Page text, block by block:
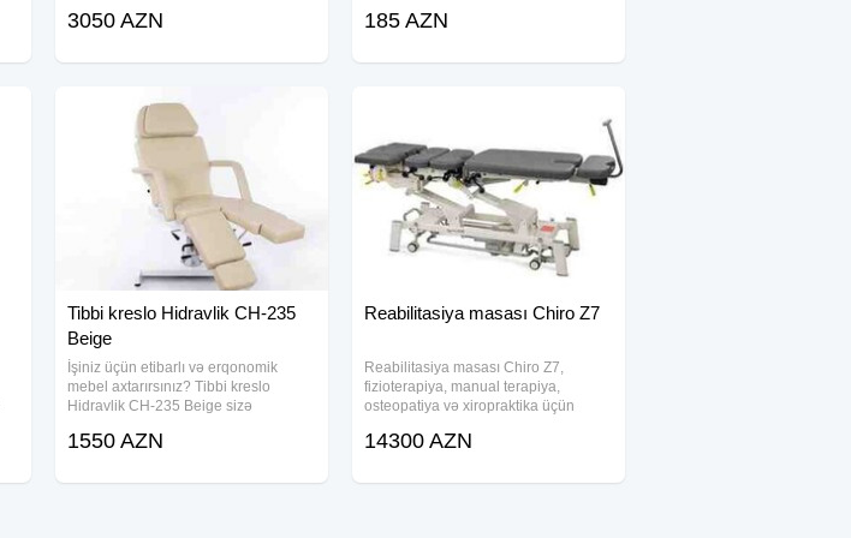
peşəkar masaj, fizioterapiya və
nəzərdə tutulub və
3050 AZN
Bu döşək xüsusilə uzun müddət yataq
185 AZN
Tibbi kreslo Hidravlik CH-235
Beige
İşiniz üçün etibarlı və erqonomik
mebel axtarırsınız? Tibbi kreslo
Hidravlik CH-235 Beige sizə
multifunksional kreslo, masaj, pedikür,
və estetik
1550 AZN
Reabilitasiya masası Chiro Z7
Reabilitasiya masası Chiro Z7,
fizioterapiya, manual terapiya,
osteopatiya və xiropraktika üçün
müalicə masasıdır. Bu müasir və
pasiyentləri rahat
14300 AZN